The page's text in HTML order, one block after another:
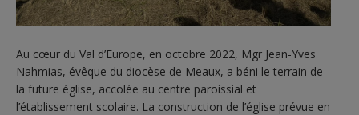
Au cœur du Val d’Europe, en octobre 2022, Mgr Jean-Yves
Nahmias, évêque du diocèse de Meaux, a béni le terrain de
la future église, accolée au centre paroissial et
l’établissement scolaire. La construction de l’église prévue en